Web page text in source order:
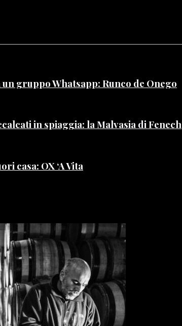
gruppo Whatsapp: Runco de Onego
in spiaggia: la Malvasia di Fenech
casa: OX ‘A Vita